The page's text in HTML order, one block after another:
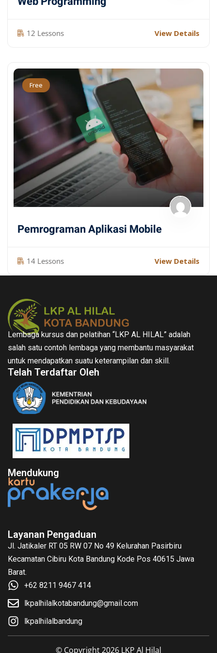
12 Lessons View Details
Free
Pemrograman Aplikasi Mobile
14 Lessons View Details
Lembaga kursus dan pelatihan “LKP AL HILAL” adalah
salah satu contoh lembaga yang membantu masyarakat
untuk mendapatkan suatu keterampilan dan skill.
Telah Terdaftar Oleh
Mendukung
Layanan Pengaduan
Jl. Jatikaler RT 05 RW 07 No 49 Kelurahan Pasirbiru
Kecamatan Cibiru Kota Bandung Kode Pos 40615 Jawa
Barat.
+62 8211 9467 414
lkpalhilalkotabandung@gmail.com
lkpalhilalbandung
© Copyright 2026 LKP Al Hilal